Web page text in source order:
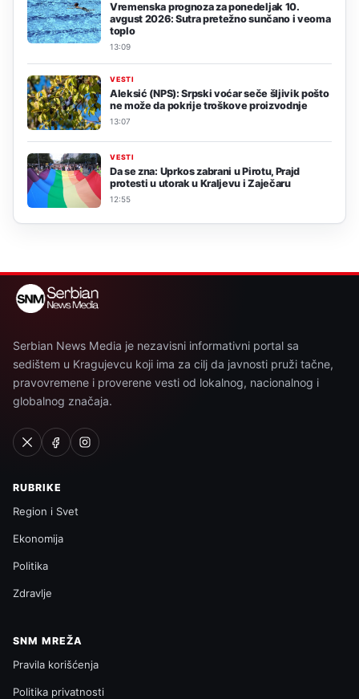
Vremenska prognoza za ponedeljak 10.
avgust 2026: Sutra pretežno sunčano i veoma
toplo
13:09
VESTI
Aleksić (NPS): Srpski voćar seče šljivik pošto
ne može da pokrije troškove proizvodnje
13:07
VESTI
Da se zna: Uprkos zabrani u Pirotu, Prajd
protesti u utorak u Kraljevu i Zaječaru
12:55
Serbian News Media je nezavisni informativni portal sa
sedištem u Kragujevcu koji ima za cilj da javnosti pruži tačne,
pravovremene i proverene vesti od lokalnog, nacionalnog i
globalnog značaja.
RUBRIKE
Region i Svet
Ekonomija
Politika
Zdravlje
SNM MREŽA
Pravila korišćenja
Politika privatnosti